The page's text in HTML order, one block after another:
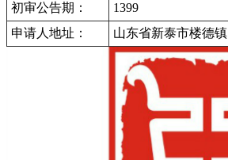
初审公告期：
1399
申请人地址：
山东省新泰市楼德镇